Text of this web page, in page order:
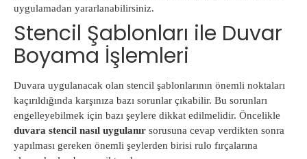
uygulamadan yararlanabilirsiniz.
Stencil Şablonları ile Duvar
Boyama İşlemleri
Duvara uygulanacak olan stencil şablonlarının önemli noktaları
kaçırıldığında karşınıza bazı sorunlar çıkabilir. Bu sorunları
engelleyebilmek için bazı şeylere dikkat edilmelidir. Öncelikle
duvara stencil nasıl uygulanır sorusuna cevap verdikten sonra
yapılması gereken önemli şeylerden birisi rulo fırçalarına